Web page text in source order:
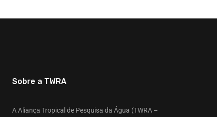
Sobre a TWRA
A Aliança Tropical de Pesquisa da Água (TWRA –